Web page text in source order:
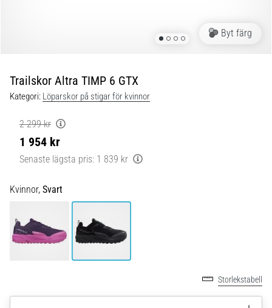
är
de
och
hur
genomförs
de?
testar
run
snabbhet,
smidighet
utförs
Byt färg
Trailskor Altra TIMP 6 GTX
Kategori: Löparskor på stigar för kvinnor
2 299 kr
1 954 kr
Senaste lägsta pris: 1 839 kr
Kvinnor, Svart
Storlekstabell